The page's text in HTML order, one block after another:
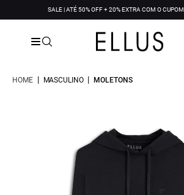
SALE | ATÉ 50% OFF + 20% EXTRA COM O CUPOM
HOME | MASCULINO | MOLETONS